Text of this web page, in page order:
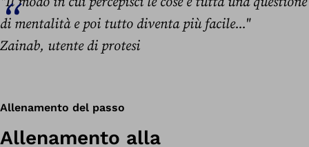
di mentalità e poi tutto diventa più facile..."
Zainab, utente di protesi
Allenamento del passo
Allenamento alla